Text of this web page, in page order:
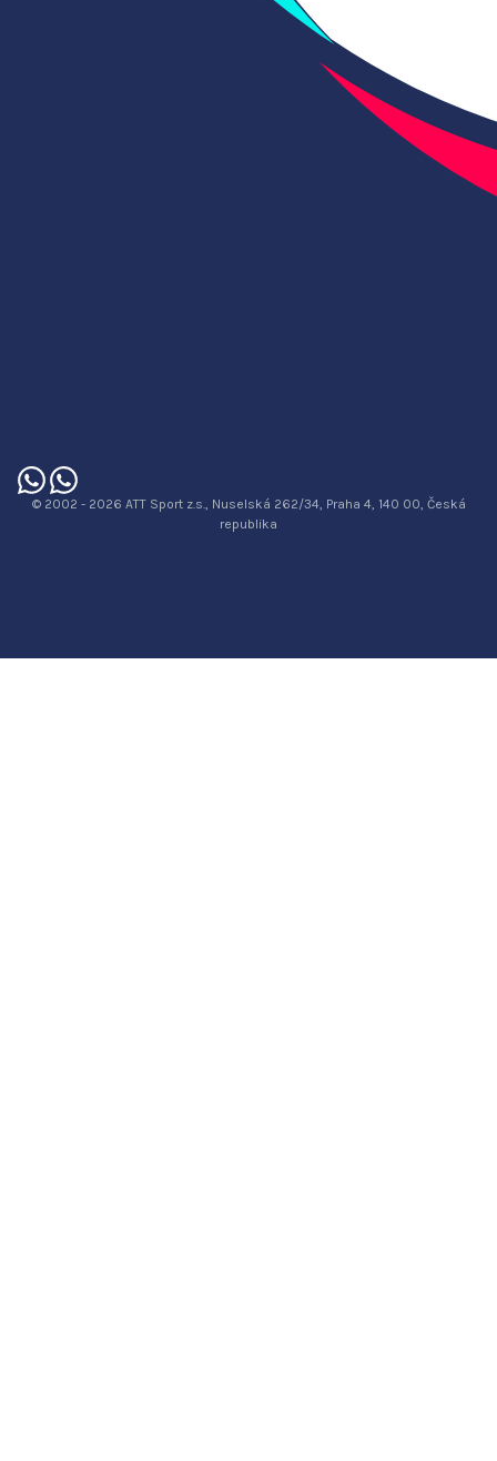
© 2002 - 2026 ATT Sport z.s., Nuselská 262/34, Praha 4, 140 00, Česká
republika